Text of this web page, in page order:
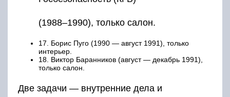
(1988–1990), только салон.
17. Борис Пуго (1990 — август 1991), только
интерьер.
18. Виктор Баранников (август — декабрь 1991),
только салон.
Две задачи — внутренние дела и